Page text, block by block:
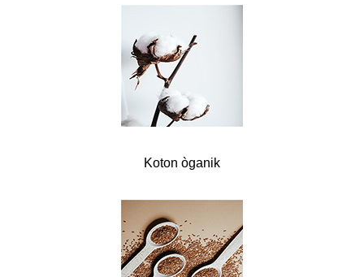
Koton òganik